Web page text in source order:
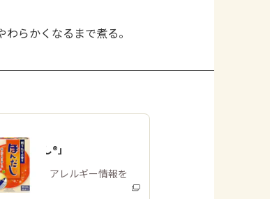
らかくなるまで煮る。
「ほんだし®」
商品・アレルギー情報を
みる